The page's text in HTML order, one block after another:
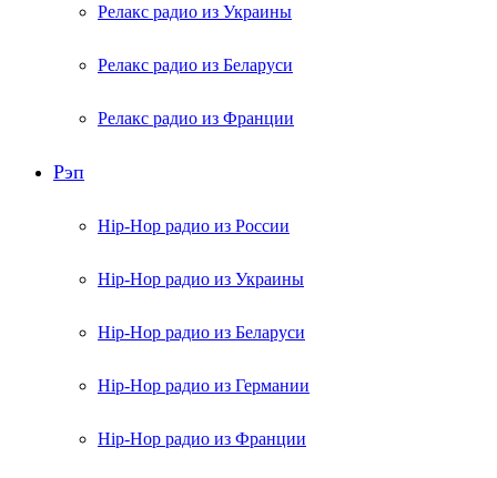
Релакс радио из Украины
Релакс радио из Беларуси
Релакс радио из Франции
Рэп
Hip-Hop радио из России
Hip-Hop радио из Украины
Hip-Hop радио из Беларуси
Hip-Hop радио из Германии
Hip-Hop радио из Франции